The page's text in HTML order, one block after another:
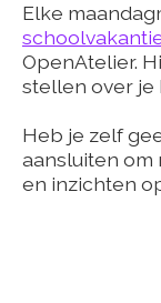
Elke
OpenAtelier.
stellen over je
Heb je zelf
aansluiten om
en inzichten